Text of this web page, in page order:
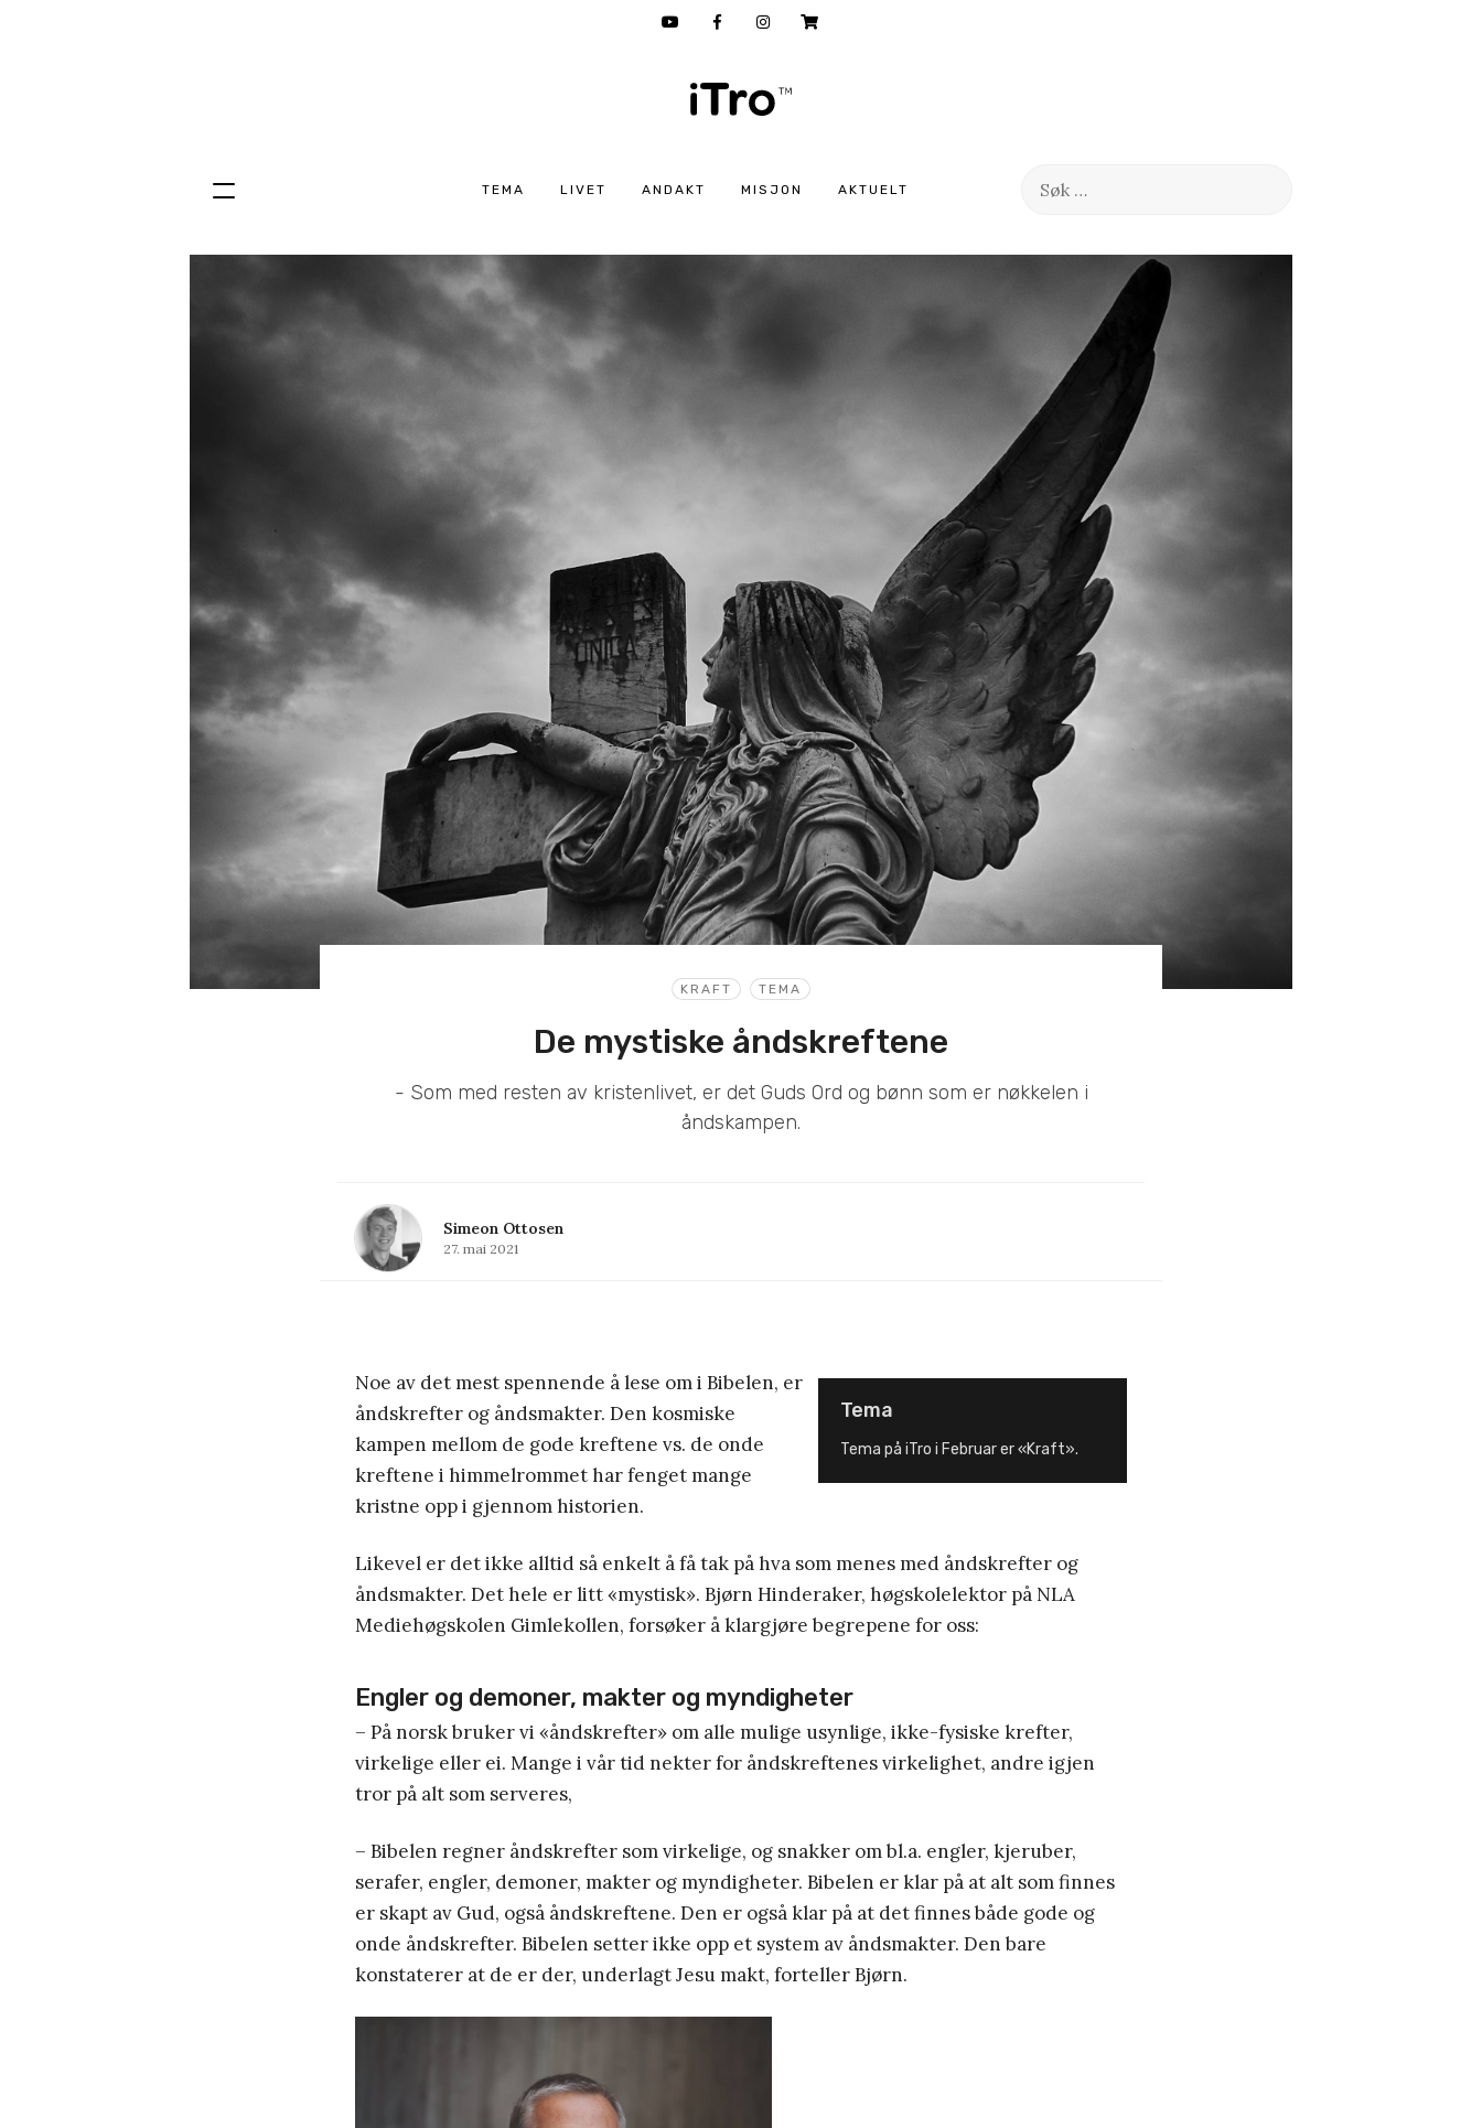
TEMA LIVET ANDAKT MISJON AKTUELT
Søk
Hopp
KRAFT TEMA
De mystiske åndskreftene
- Som med resten av kristenlivet, er det Guds Ord og bønn som er nøkkelen i
åndskampen.
Simeon Ottosen
27. mai 2021
Tema
Tema på iTro i Februar er «Kraft».
Noe av det mest spennende å lese om i Bibelen, er
åndskrefter og åndsmakter. Den kosmiske
kampen mellom de gode kreftene vs. de onde
kreftene i himmelrommet har fenget mange
kristne opp i gjennom historien.
Likevel er det ikke alltid så enkelt å få tak på hva som menes med åndskrefter og
åndsmakter. Det hele er litt «mystisk». Bjørn Hinderaker, høgskolelektor på NLA
Mediehøgskolen Gimlekollen, forsøker å klargjøre begrepene for oss:
Engler og demoner, makter og myndigheter
– På norsk bruker vi «åndskrefter» om alle mulige usynlige, ikke-fysiske krefter,
virkelige eller ei. Mange i vår tid nekter for åndskreftenes virkelighet, andre igjen
tror på alt som serveres,
– Bibelen regner åndskrefter som virkelige, og snakker om bl.a. engler, kjeruber,
serafer, engler, demoner, makter og myndigheter. Bibelen er klar på at alt som finnes
er skapt av Gud, også åndskreftene. Den er også klar på at det finnes både gode og
onde åndskrefter. Bibelen setter ikke opp et system av åndsmakter. Den bare
konstaterer at de er der, underlagt Jesu makt, forteller Bjørn.